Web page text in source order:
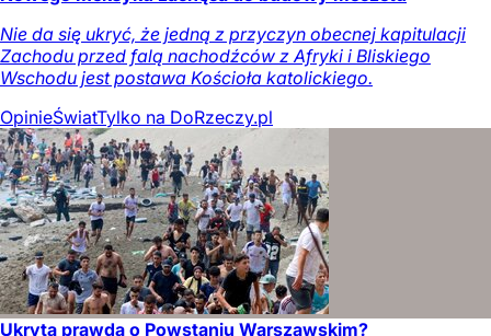
Nie da się ukryć, że jedną z przyczyn obecnej kapitulacji
Zachodu przed falą nachodźców z Afryki i Bliskiego
Wschodu jest postawa Kościoła katolickiego.
OpinieŚwiatTylko na DoRzeczy.pl
Ukryta prawda o Powstaniu Warszawskim?